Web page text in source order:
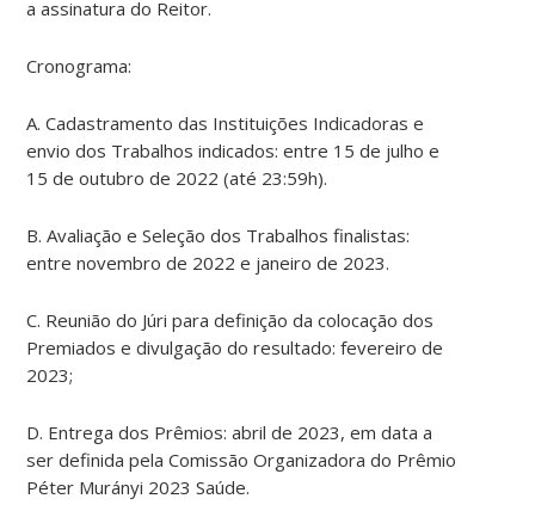
a assinatura do Reitor.
Cronograma:
A. Cadastramento das Instituições Indicadoras e
envio dos Trabalhos indicados: entre 15 de julho e
15 de outubro de 2022 (até 23:59h).
B. Avaliação e Seleção dos Trabalhos finalistas:
entre novembro de 2022 e janeiro de 2023.
C. Reunião do Júri para definição da colocação dos
Premiados e divulgação do resultado: fevereiro de
2023;
D. Entrega dos Prêmios: abril de 2023, em data a
ser definida pela Comissão Organizadora do Prêmio
Péter Murányi 2023 Saúde.